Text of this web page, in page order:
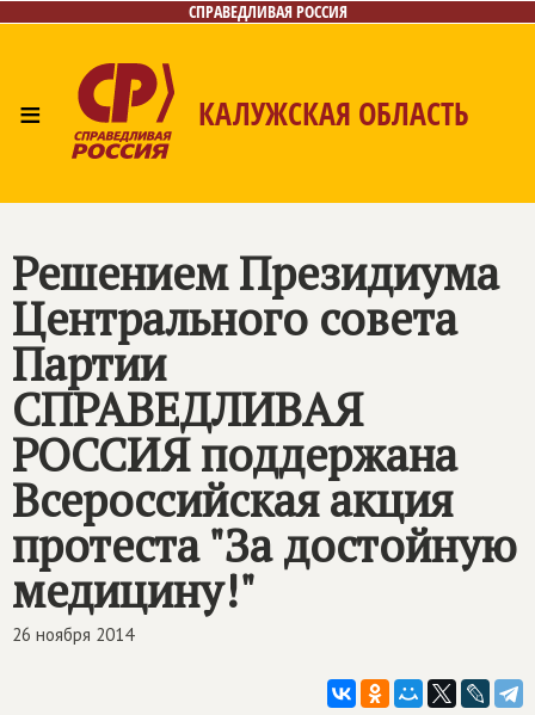
СПРАВЕДЛИВАЯ РОССИЯ
≡ КАЛУЖСКАЯ ОБЛАСТЬ
Контакты
Решением Президиума
Центрального совета
Партии
СПРАВЕДЛИВАЯ
РОССИЯподдержана
Всероссийская акция
протеста "За достойную
медицину!"
26 ноября 2014